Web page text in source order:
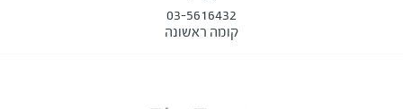
03-5616432
קומה ראשונה